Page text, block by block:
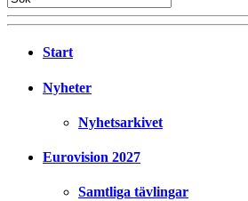
Start
Nyheter
Nyhetsarkivet
Eurovision 2027
Samtliga tävlingar